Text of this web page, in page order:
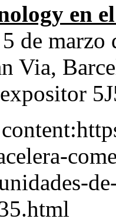
en
de marzo
Via,